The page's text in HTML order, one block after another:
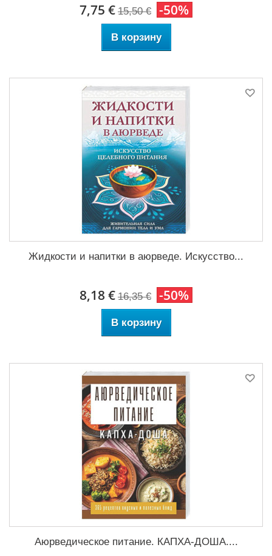
7,75 € 15,50 € -50%
В корзину
Жидкости и напитки в аюрведе. Искусство...
8,18 € 16,35 € -50%
В корзину
Аюрведическое питание. КАПХА-ДОША....